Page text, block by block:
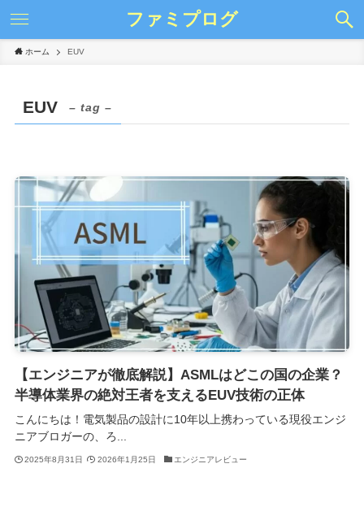
ファミプログ
ホーム EUV
EUV – tag –
【エンジニアが徹底解説】ASMLはどこの国の企業？
半導体業界の絶対王者を支えるEUV技術の正体
こんにちは！電気製品の設計に10年以上携わっている現役エンジ
ニアブロガーの、ろ...
2025年8月31日 2026年1月25日 エンジニアレビュー